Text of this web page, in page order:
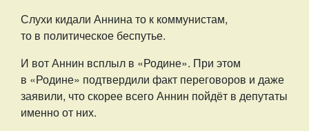
Слухи кидали Аннина то к коммунистам,
то в политическое беспутье.
И вот Аннин всплыл в «Родине». При этом
в «Родине» подтвердили факт переговоров и даже
заявили, что скорее всего Аннин пойдёт в депутаты
именно от них.